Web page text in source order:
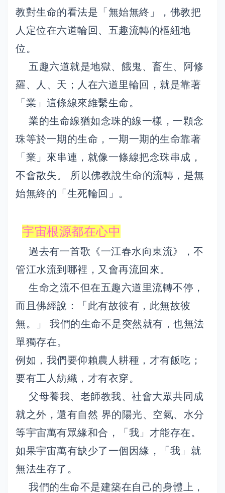
教對生命的看法是「無始無終」，佛教把
人定位在六道輪回、五趣流轉的樞紐地
位。
五趣六道就是地獄、餓鬼、畜生、阿修
羅、人、天；人在六道里輪回，就是靠著
「業」這條線來維繫生命。
業的生命線猶如念珠的線一樣，一顆念
珠等於一期的生命，一期一期的生命靠著
「業」來串連，就像一條線把念珠串成，
不會散失。 所以佛教說生命的流轉，是無
始無終的「生死輪回」。
宇宙根源都在心中
過去有一首歌《一江春水向東流》，不
管江水流到哪裡，又會再流回來。
生命之流不但在五趣六道里流轉不停，
而且佛經說：「此有故彼有，此無故彼
無。」 我們的生命不是突然就有，也無法
單獨存在。
例如，我們要仰賴農人耕種，才有飯吃；
要有工人紡織，才有衣穿。
父母養我、老師教我、社會大眾共同成
就之外，還有自然 界的陽光、空氣、水分
等宇宙萬有眾緣和合，「我」才能存在。
如果宇宙萬有缺少了一個因緣，「我」就
無法生存了。
我們的生命不是建築在自己的身體上，